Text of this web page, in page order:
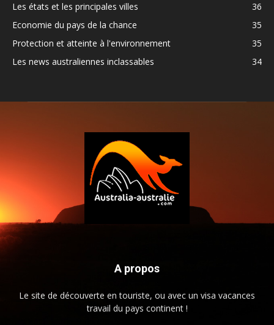
Les états et les principales villes
36
Economie du pays de la chance
35
Protection et atteinte à l'environnement
35
Les news australiennes inclassables
34
A propos
Le site de découverte en touriste, ou avec un visa vacances
travail du pays continent !